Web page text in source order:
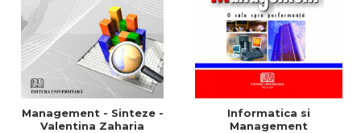
Management - Sinteze -
Valentina Zaharia
Informatica si
Management